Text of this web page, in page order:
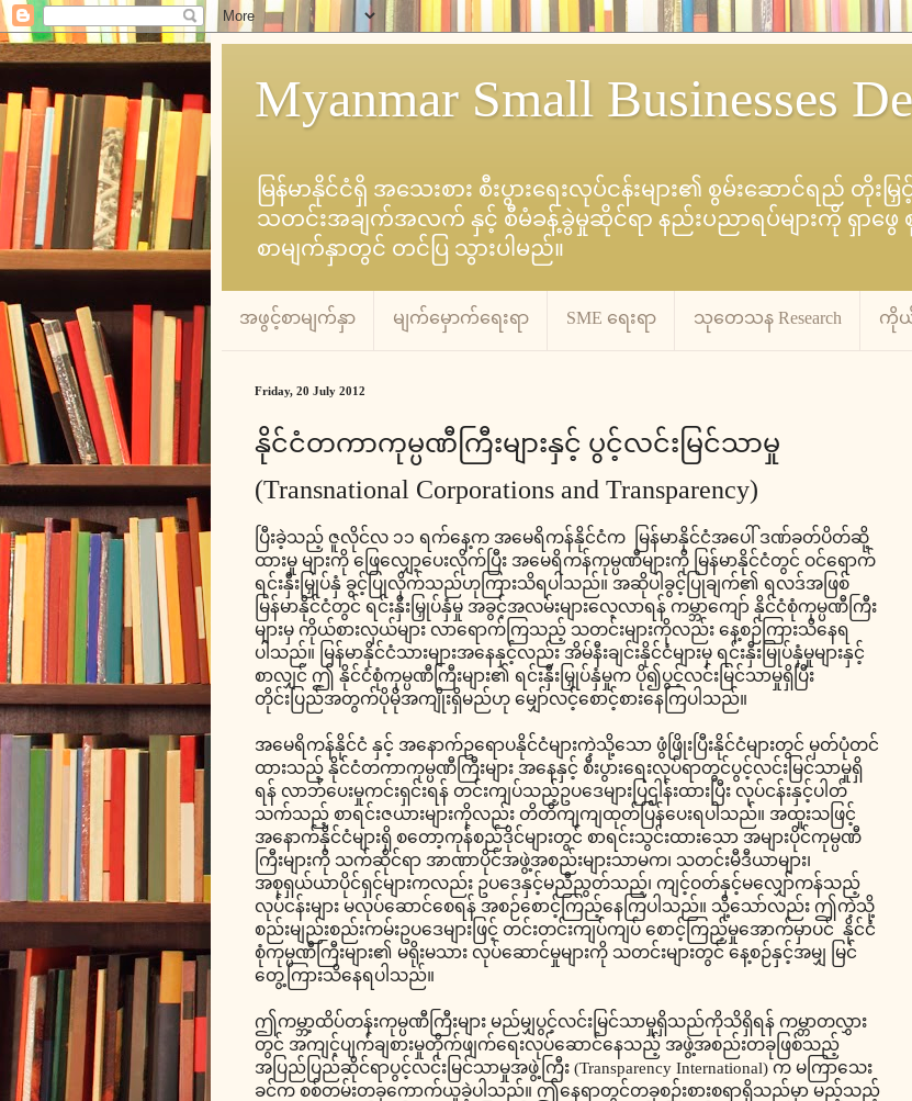
Myanmar Small Businesses
မြန်မာနိုင်ငံရှိ အသေးစား စီးပွားရေးလုပ်ငန်းများ၏ စွမ်းဆောင်ရည်
သတင်းအချက်အလက် နှင့် စီမံခန့်ခွဲမှုဆိုင်ရာ နည်းပညာရပ်များကို ရှာဖွေ
စာမျက်နှာတွင် တင်ပြ သွားပါမည်။
အဖွင့်စာမျက်နှာ မျက်မှောက်ရေးရာ SME ရေးရာ သုတေသန Research ကိုယ်
Friday, 20 July 2012
နိုင်ငံတကာကုမ္ပဏီကြီးများနှင့် ပွင့်လင်းမြင်သာမှု
(Transnational Corporations and Transparency)
ပြီးခဲ့သည့် ဇူလိုင်လ ၁၁ ရက်နေ့က အမေရိကန်နိုင်ငံက မြန်မာနိုင်ငံအပေါ် ဒဏ်ခတ်ပိတ်ဆို့
ထားမှု များကို ဖြေလျှော့ပေးလိုက်ပြီး အမေရိကန်ကုမ္ပဏီများကို မြန်မာနိုင်ငံတွင် ဝင်ရောက်
ရင်းနှီးမြှုပ်နှံ ခွင့်ပြုလိုက်သည်ဟုကြားသိရပါသည်။ အဆိုပါခွင့်ပြုချက်၏ ရလဒ်အဖြစ်
မြန်မာနိုင်ငံတွင် ရင်းနှီးမြှုပ်နှံမှု အခွင့်အလမ်းများလေ့လာရန် ကမ္ဘာကျော် နိုင်ငံစုံကုမ္ပဏီကြီး
များမှ ကိုယ်စားလှယ်များ လာရောက်ကြသည့် သတင်းများကိုလည်း နေ့စဉ်ကြားသိနေရ
ပါသည်။ မြန်မာနိုင်ငံသားများအနေနှင့်လည်း အိမ်နီးချင်းနိုင်ငံများမှ ရင်းနှီးမြုပ်နှံမှုများနှင့်
စာလျှင် ဤ နိုင်ငံစုံကုမ္ပဏီကြီးများ၏ ရင်းနှီးမြှုပ်နှံမှုက ပို၍ပွင့်လင်းမြင်သာမှုရှိပြီး
တိုင်းပြည်အတွက်ပိုမိုအကျိုးရှိမည်ဟု မျှော်လင့်စောင့်စားနေကြပါသည်။
အမေရိကန်နိုင်ငံ နှင့် အနောက်ဥရောပနိုင်ငံများကဲ့သို့သော ဖွံဖြိုးပြီးနိုင်ငံများတွင် မှတ်ပုံတင်
ထားသည့် နိုင်ငံတကာကုမ္ပဏီကြီးများ အနေနှင့် စီးပွားရေးလုပ်ရာတွင်ပွင့်လင်းမြင်သာမှုရှိ
ရန် လာဘ်ပေးမှုကင်းရှင်းရန် တင်းကျပ်သည့်ဥပဒေများပြဌါန်းထားပြီး လုပ်ငန်းနှင့်ပါတ်
သက်သည့် စာရင်းဇယားများကိုလည်း တိတိကျကျထုတ်ပြန်ပေးရပါသည်။ အထူးသဖြင့်
အနောက်နိုင်ငံများရှိ စတော့ကုန်စည်ဒိုင်များတွင် စာရင်းသွင်းထားသော အများပိုင်ကုမ္ပဏီ
ကြီးများကို သက်ဆိုင်ရာ အာဏာပိုင်အဖွဲ့အစည်းများသာမက၊ သတင်းမီဒီယာများ၊
အစုရှယ်ယာပိုင်ရှင်များကလည်း ဥပဒေနှင့်မညီညွတ်သည့်၊ ကျင့်ဝတ်နှင့်မလျှော်ကန်သည့်
လုပ်ငန်းများ မလုပ်ဆောင်စေရန် အစဉ်စောင့်ကြည့်နေကြပါသည်။ သို့သော်လည်း ဤကဲ့သို့
စည်းမျည်းစည်းကမ်းဥပဒေများဖြင့် တင်းတင်းကျပ်ကျပ် စောင့်ကြည့်မှုအောက်မှာပင် နိုင်ငံ
စုံကုမ္ပဏီကြီးများ၏ မရိုးမသား လုပ်ဆောင်မှုများကို သတင်းများတွင် နေ့စဉ်နှင့်အမျှ မြင်
တွေ့ကြားသိနေရပါသည်။
ဤကမ္ဘာ့ထိပ်တန်းကုမ္ပဏီကြီးများ မည်မျှပွင့်လင်းမြင်သာမှုရှိသည်ကိုသိရှိရန် ကမ္ဘာတလွှား
တွင် အကျင့်ပျက်ချစားမှုတိုက်ဖျက်ရေးလုပ်ဆောင်နေသည့် အဖွဲ့အစည်းတခုဖြစ်သည့်
အပြည်ပြည်ဆိုင်ရာပွင့်လင်းမြင်သာမှုအဖွဲ့ကြီး (Transparency International) က မကြာသေး
ခင်က စစ်တမ်းတခုကောက်ယူခဲ့ပါသည်။ ဤနေရာတွင်တခုစဉ်းစားစရာရှိသည်မှာ မည့်သည့်